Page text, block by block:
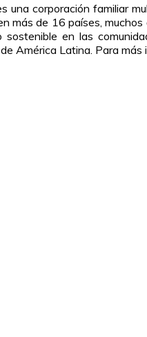
una corporación familiar
más de 16 países,
en las
América Latina. Para más